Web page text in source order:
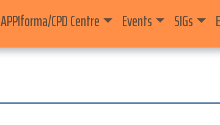
APPIforma/CPD Centre Events SIGs